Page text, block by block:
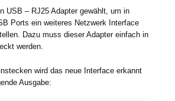
USB – RJ25 Adapter gewählt, um in
Ports ein weiteres Netzwerk Interface
Dazu muss dieser Adapter einfach in
werden.
wird das neue Interface erkannt
Ausgabe: